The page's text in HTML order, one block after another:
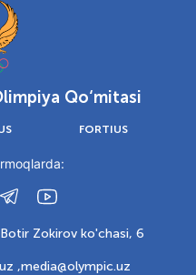
Qo‘mitasi
FORTIUS
Zokirov ko'chasi, 6
,media@olympic.uz